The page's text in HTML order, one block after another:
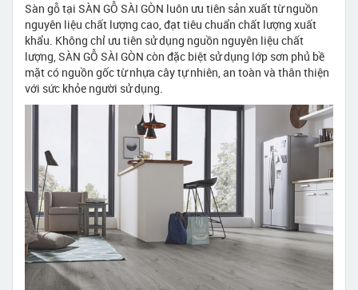
Sàn gỗ tại SÀN GỖ SÀI GÒN luôn ưu tiên sản xuất từ nguồn
nguyên liệu chất lượng cao, đạt tiêu chuẩn chất lượng xuất
khẩu. Không chỉ ưu tiên sử dụng nguồn nguyên liệu chất
lượng, SÀN GỖ SÀI GÒN còn đặc biệt sử dụng lớp sơn phủ bề
mặt có nguồn gốc từ nhựa cây tự nhiên, an toàn và thân thiện
với sức khỏe người sử dụng.